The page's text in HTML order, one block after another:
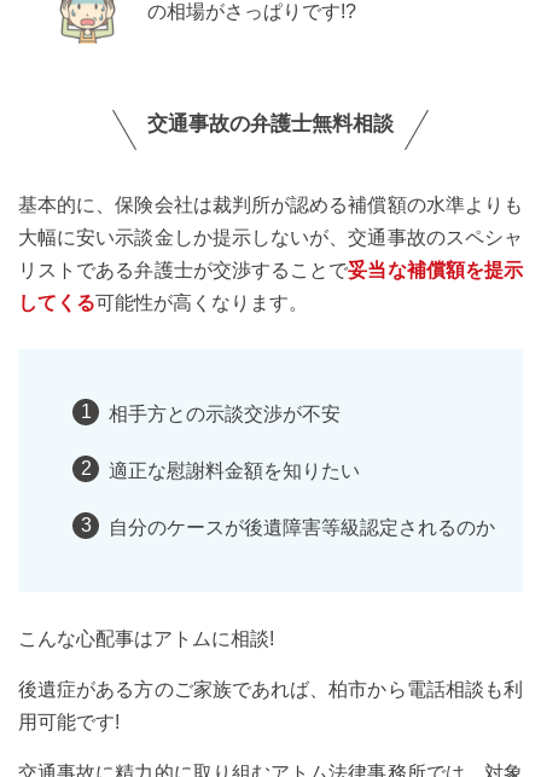
の相場がさっぱりです!?
交通事故の弁護士無料相談
基本的に、保険会社は裁判所が認める補償額の水準よりも
大幅に安い示談金しか提示しないが、交通事故のスペシャ
リストである弁護士が交渉することで妥当な補償額を提示
してくる可能性が高くなります。
相手方との示談交渉が不安
適正な慰謝料金額を知りたい
自分のケースが後遺障害等級認定されるのか
こんな心配事はアトムに相談!
後遺症がある方のご家族であれば、柏市から電話相談も利
用可能です!
交通事故に精力的に取り組むアトム法律事務所では、対象